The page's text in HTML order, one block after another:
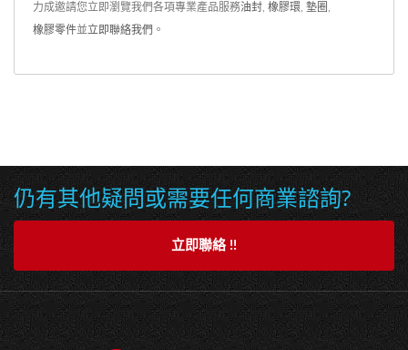
力成邀請您立即瀏覽我們各項專業產品服務油封 橡膠環 墊圈
橡膠零件並 立即聯絡我們 。
仍有其他疑問或需要任何商業諮詢?
立即聯絡 !!